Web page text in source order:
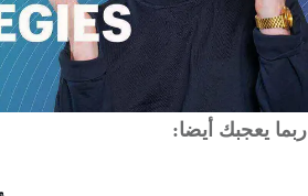
يعجبك أيضا: